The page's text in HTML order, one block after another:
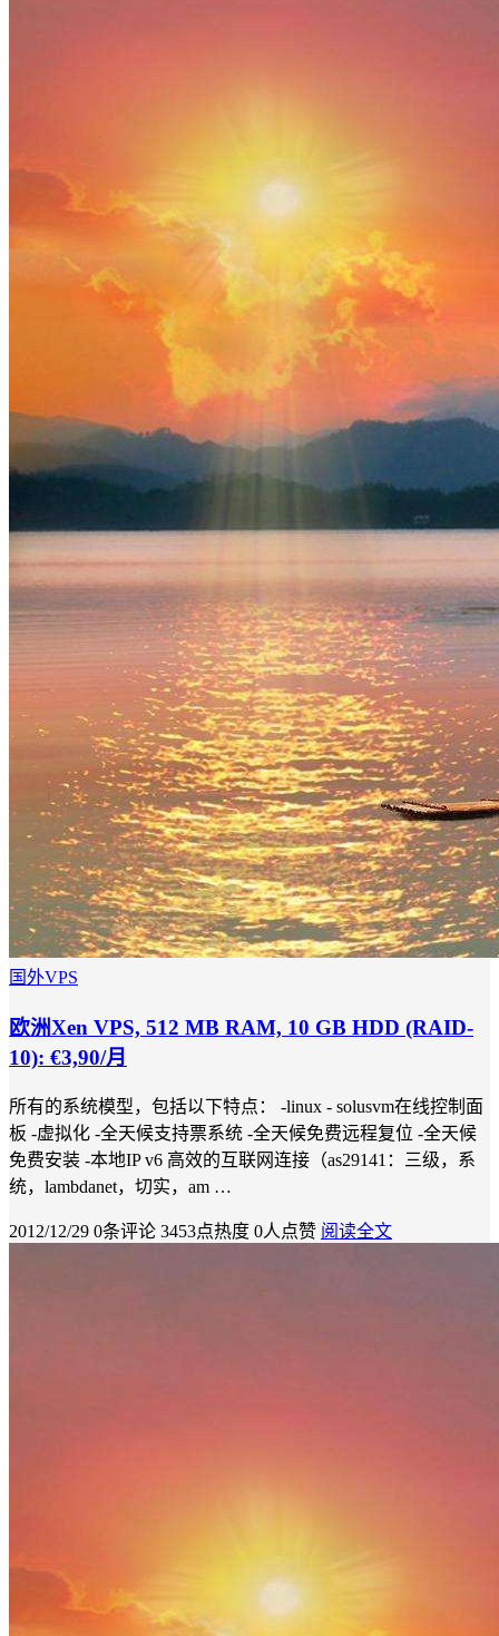
国外VPS
欧洲Xen VPS, 512 MB RAM, 10 GB HDD (RAID-
10): €3,90/月
所有的系统模型，包括以下特点： -linux - solusvm在线控制面
板 -虚拟化 -全天候支持票系统 -全天候免费远程复位 -全天候
免费安装 -本地IP v6 高效的互联网连接（as29141：三级，系
统，lambdanet，切实，am …
2012/12/29 0条评论 3453点热度 0人点赞 阅读全文